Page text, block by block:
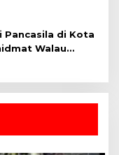
Pancasila di Kota
Walau